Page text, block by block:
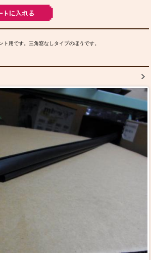
用です。三角窓なしタイプのほうです。